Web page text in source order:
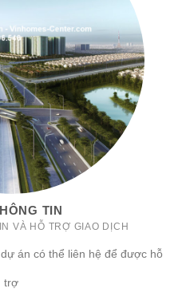
TIN
VÀ HỖ TRỢ GIAO DỊCH
án có thể liên hệ để được hỗ
trợ